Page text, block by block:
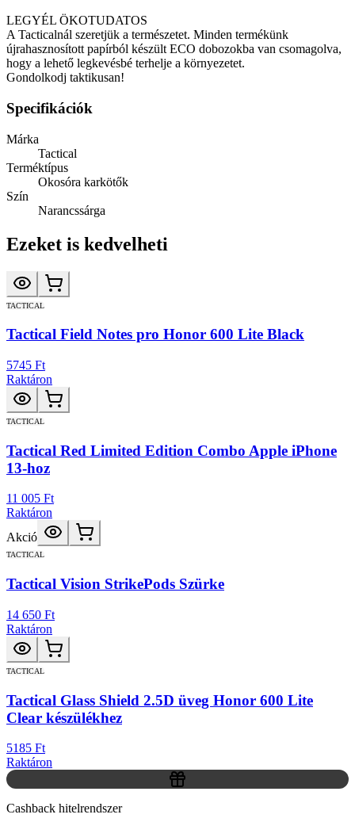
LEGYÉL ÖKOTUDATOS
A Tacticalnál szeretjük a természetet. Minden termékünk
újrahasznosított papírból készült ECO dobozokba van csomagolva,
hogy a lehető legkevésbé terhelje a környezetet.
Gondolkodj taktikusan!
Specifikációk
Márka
Tactical
Terméktípus
Okosóra karkötők
Szín
Narancssárga
Ezeket is kedvelheti
TACTICAL
Tactical Field Notes pro Honor 600 Lite Black
5745 Ft
Raktáron
TACTICAL
Tactical Red Limited Edition Combo Apple iPhone
13-hoz
11 005 Ft
Raktáron
Akció
TACTICAL
Tactical Vision StrikePods Szürke
14 650 Ft
Raktáron
TACTICAL
Tactical Glass Shield 2.5D üveg Honor 600 Lite
Clear készülékhez
5185 Ft
Raktáron
Cashback hitelrendszer